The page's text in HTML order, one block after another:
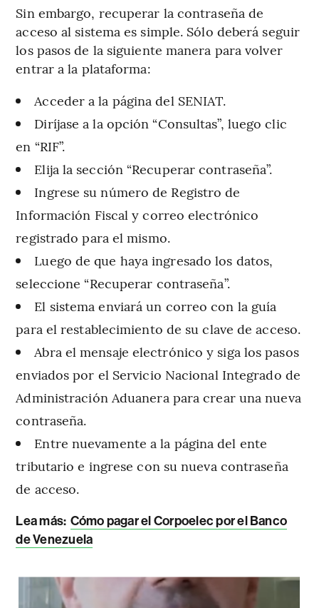
Sin embargo, recuperar la contraseña de
acceso al sistema es simple. Sólo deberá seguir
los pasos de la siguiente manera para volver
entrar a la plataforma:
Acceder a la página del SENIAT.
Diríjase a la opción “Consultas”, luego clic
en “RIF”.
Elija la sección “Recuperar contraseña”.
Ingrese su número de Registro de
Información Fiscal y correo electrónico
registrado para el mismo.
Luego de que haya ingresado los datos,
seleccione “Recuperar contraseña”.
El sistema enviará un correo con la guía
para el restablecimiento de su clave de acceso.
Abra el mensaje electrónico y siga los pasos
enviados por el Servicio Nacional Integrado de
Administración Aduanera para crear una nueva
contraseña.
Entre nuevamente a la página del ente
tributario e ingrese con su nueva contraseña
de acceso.
Lea más: Cómo pagar el Corpoelec por el Banco
de Venezuela